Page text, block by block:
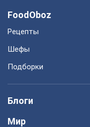
FoodOboz
Рецепты
Шефы
Подборки
Блоги
Мир